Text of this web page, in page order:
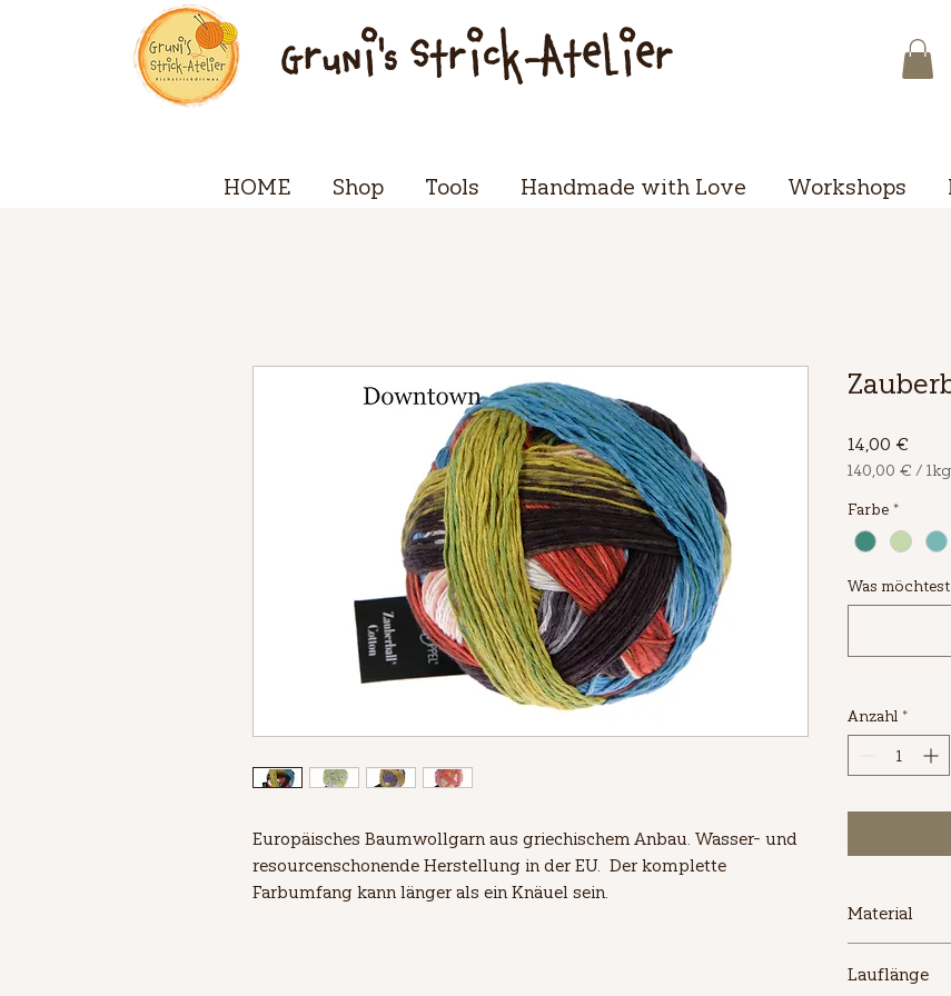
Gruni's Strick-Atelier
HOME Shop Tools Handmade with Love Workshops
Europäisches Baumwollgarn aus griechischem Anbau. Wasser- und
resourcenschonende Herstellung in der EU.  Der komplette
Farbumfang kann länger als ein Knäuel sein.
14,00 €
140,00 € / 1kg
pro
Kilogramm
Farbe *
Was
Anzahl *
Material
Lauflänge